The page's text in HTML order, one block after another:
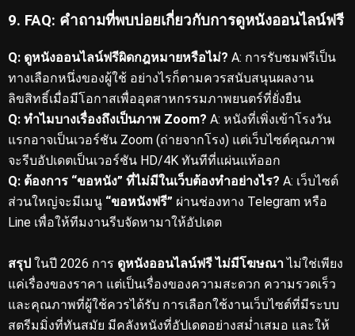
9. FAQ: คำถามที่พบบ่อยเกี่ยวกับการดูหนังออนไลน์ฟรี
Q: ดูหนังออนไลน์ฟรีผิดกฎหมายหรือไม่? A: การรับชมฟรีเป็น
ทางเลือกหนึ่งของผู้ใช้ อย่างไรก็ตามควรสนับสนุนผลงาน
ลิขสิทธิ์เมื่อมีโอกาสเพื่ออุตสาหกรรมภาพยนตร์ที่ยั่งยืน
Q: ทำไมบางเรื่องถึงเป็นภาพ Zoom? A: หนังที่เพิ่งเข้าโรงวัน
แรกอาจเป็นเวอร์ชัน Zoom (ถ่ายจากโรง) แต่เว็บไซต์คุณภาพ
จะรีบอัปเดตเป็นเวอร์ชัน HD/4K ทันทีที่แผ่นแท้ออก
Q: ต้องการ “ขอหนัง” ที่ไม่มีในเว็บต้องทำอย่างไร? A: เว็บไซต์
ส่วนใหญ่จะมีเมนู “ขอหนังฟรี” ผ่านช่องทาง Telegram หรือ
Line เพื่อให้ทีมงานรีบจัดหามาให้อัปเดต
สรุป ในปี 2026 การ ดูหนังออนไลน์ฟรี ไม่มีโฆษณาไม่ใช่เพียง
แค่เรื่องของราคา แต่เป็นเรื่องของความสะดวก ความรวดเร็ว
และคุณภาพที่ผู้ใช้ควรได้รับ การเลือกใช้งานเว็บไซต์ที่มีระบบ
สตรีมมิ่งที่ทันสมัย มีคลังหนังที่อัปเดตอย่างสม่ำเสมอ และให้